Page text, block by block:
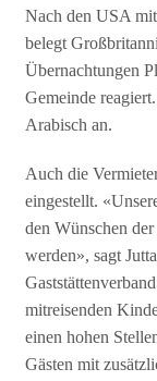
Nach den USA
belegt
Übernachtungen
Gemeinde
Arabisch an.
Auch die
eingestellt.
den Wünschen
werden», sagt
mitreisenden
einen hohen
Gästen mit